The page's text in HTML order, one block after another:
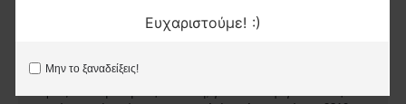
Ευχαριστούμε! :)
Μην το ξαναδείξεις!
RO5820, RO5821, RO5822, RO5823, RO5825, RO5832,
RO5833, RO5911, RO5913, RO5925, RO5931,RO5933, RO5938,
*Εάν δεν είστε σίγουροι ότι τα ανταλλακτικά που βλέπετε